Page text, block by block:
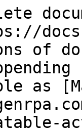
of
as